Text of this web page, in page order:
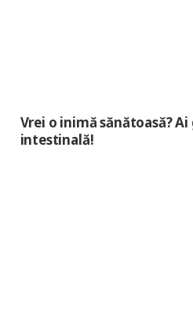
Vrei o inimă sănătoasă?
intestinală!